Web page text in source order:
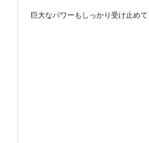
巨大なパワーもしっかり受け止め